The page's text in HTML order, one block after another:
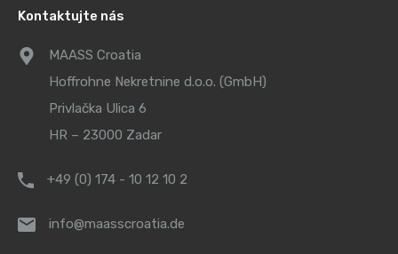
Kontaktujte nás
MAASS Croatia
Hoffrohne Nekretnine d.o.o. (GmbH)
Privlačka Ulica 6
HR – 23000 Zadar
+49 (0) 174 - 10 12 10 2
info@maasscroatia.de